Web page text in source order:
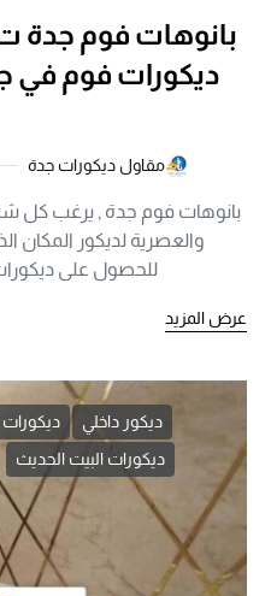
ديكورات فوم في
مقاول ديكورات جدة
بانوهات فوم جدة , يرغب كل
والعصرية لديكور المكان
للحصول على
عرض المزيد
ديكور داخلي
ديكورات البيت الحديث